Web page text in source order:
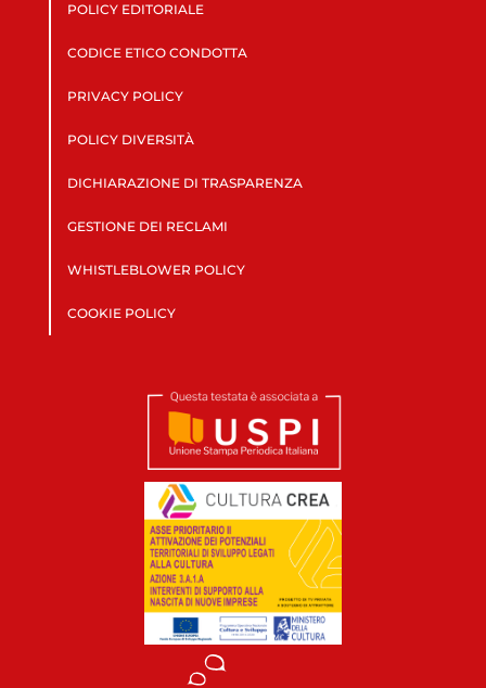
POLICY EDITORIALE
CODICE ETICO CONDOTTA
PRIVACY POLICY
POLICY DIVERSITÀ
DICHIARAZIONE DI TRASPARENZA
GESTIONE DEI RECLAMI
WHISTLEBLOWER POLICY
COOKIE POLICY